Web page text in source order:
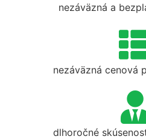
nezáväzná a
nezáväzná cenová
dlhoročné